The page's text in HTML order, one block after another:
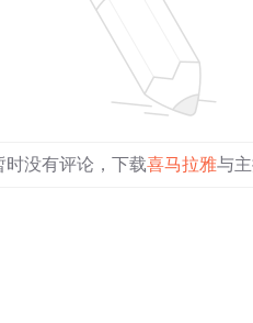
每个再短一点、好记好默写吗？
时没有评论，下载喜马拉雅与